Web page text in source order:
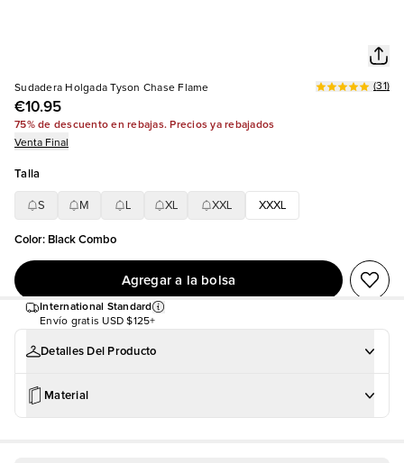
Sudadera Holgada Tyson Chase Flame
€10.95
(31)
75% de descuento en rebajas. Precios ya rebajados
Venta Final
Talla
S M XL XXL XXXL
Color: Black Combo
Agregar a la bolsa
International Standard
Envío gratis USD $125+
Detalles Del Producto
Material